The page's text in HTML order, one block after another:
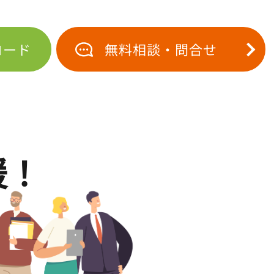
ド 無料相談・問合せ